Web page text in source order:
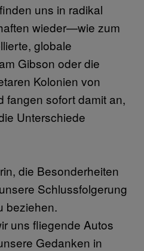
uns in radikal
wieder—wie zum
globale
Gibson oder die
Kolonien von
sofort damit an,
Unterschiede
die Besonderheiten
Schlussfolgerung
beziehen.
uns fliegende Autos
Gedanken in